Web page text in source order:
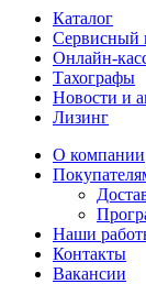
Каталог
Сервисный
Онлайн-
Тахографы
Новости и
Лизинг
О компании
Наши
Контакты
Вакансии